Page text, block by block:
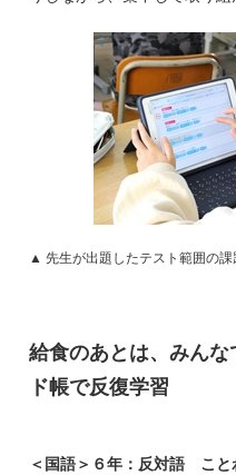
▲ 先生が出題したテスト範囲の課
給食のあとは、みん
ド帳で反復学習
＜国語＞６年：反対語 こと